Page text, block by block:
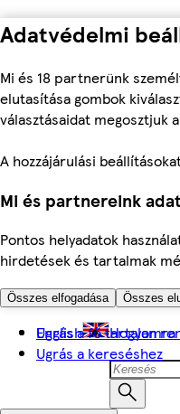
Adatvédelmi
Mi és 18 partnerünk
elutasítása gombok
választásaidat megosztjuk
A hozzájárulási
Mi és partnereink
Pontos helyadatok
hirdetések és tartalmak
Összes elfogadása Összes
Ugrás a fő tartalomra
Ugrás a kereséshez
English Hogyan